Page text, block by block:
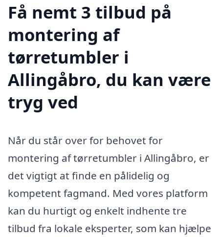
Få nemt 3 tilbud på
montering af
tørretumbler i
Allingåbro, du kan være
tryg ved
Når du står over for behovet for
montering af tørretumbler i Allingåbro, er
det vigtigt at finde en pålidelig og
kompetent fagmand. Med vores platform
kan du hurtigt og enkelt indhente tre
tilbud fra lokale eksperter, som kan hjælpe